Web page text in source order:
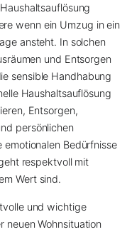
wenn ein Umzug in ein
ansteht. In solchen
und Entsorgen
sensible Handhabung
Haushaltsauflösung
Entsorgen,
persönlichen
Bedürfnisse
respektvoll mit
Wert sind.
und wichtige
neuen Wohnsituation